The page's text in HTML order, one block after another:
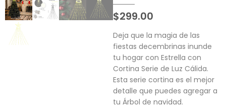
$299.00
Deja que la magia de las
fiestas decembrinas inunde
tu hogar con Estrella con
Cortina Serie de Luz Cálida.
Esta serie cortina es el mejor
detalle que puedes agregar a
tu Árbol de navidad.